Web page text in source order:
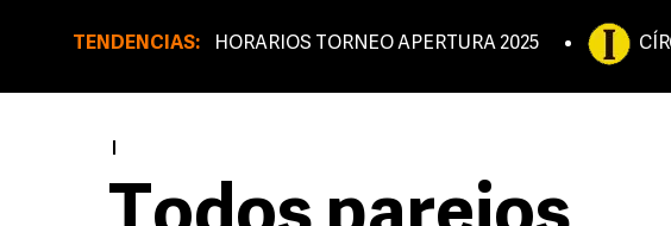
TENDENCIAS: HORARIOS TORNEO APERTURA 2025